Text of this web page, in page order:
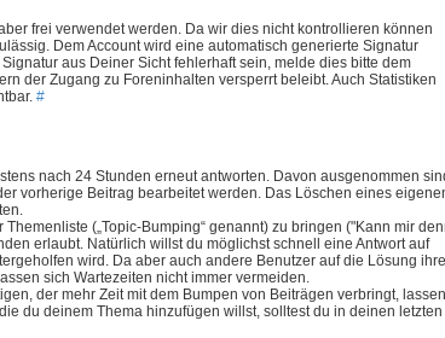
frei verwendet werden. Da wir dies nicht kontrollieren können
Dem Account wird eine automatisch generierte Signatur
aus Deiner Sicht fehlerhaft sein, melde dies bitte dem
der Zugang zu Foreninhalten versperrt beleibt. Auch Statistiken
#
nach 24 Stunden erneut antworten. Davon ausgenommen
vorherige Beitrag bearbeitet werden. Das Löschen eines
(„Topic-Bumping“ genannt) zu bringen ("Kann mir
erlaubt. Natürlich willst du möglichst schnell eine Antwort auf
wird. Da aber auch andere Benutzer auf die Lösung
sich Wartezeiten nicht immer vermeiden.
der mehr Zeit mit dem Bumpen von Beiträgen verbringt, lassen
du deinem Thema hinzufügen willst, solltest du in deinen letzten